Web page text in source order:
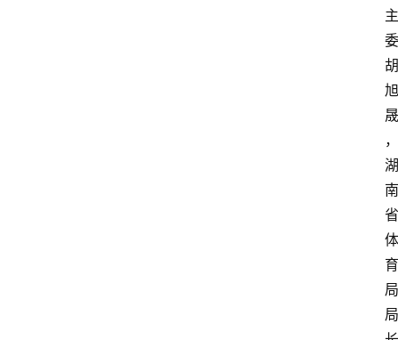
主
委
胡
旭
晟
，
湖
南
省
体
育
局
局